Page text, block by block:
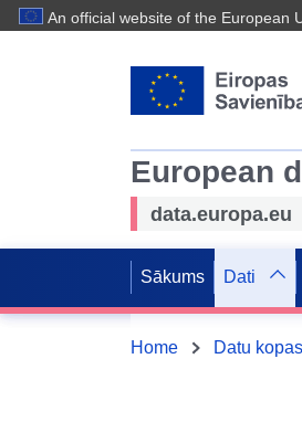
An official website of the European
European
data.europa.eu
Sākums Dati
Home Datu kopas